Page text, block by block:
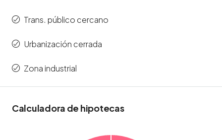
Trans. público cercano
Urbanización cerrada
Zona industrial
Calculadora de hipotecas